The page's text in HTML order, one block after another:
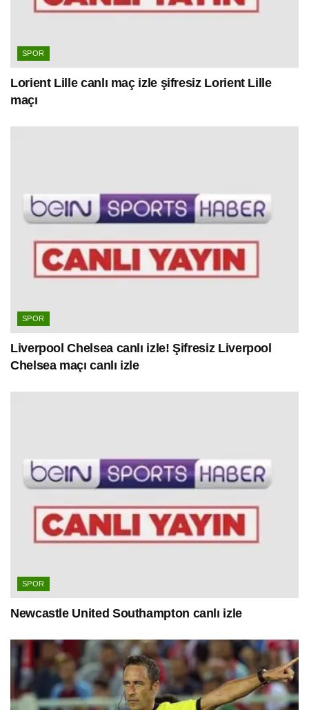
SPOR
Lorient Lille canlı maç izle şifresiz Lorient Lille
maçı
SPOR
Liverpool Chelsea canlı izle! Şifresiz Liverpool
Chelsea maçı canlı izle
SPOR
Newcastle United Southampton canlı izle